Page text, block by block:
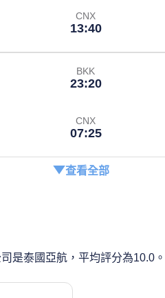
CNX
13:40
BKK
23:20
CNX
07:25
查看全部
是泰國亞航，平均評分為10.0。